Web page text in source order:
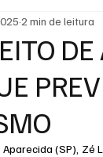
Paraiba
2 min de leitura
(SP), Zé